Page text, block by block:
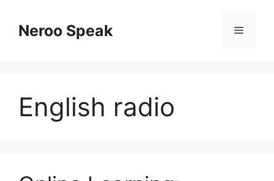
contentNeroo Speak Menu
English radio